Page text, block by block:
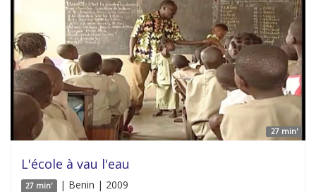
27 min'
L'école à vau l'eau
27 min' | Benin | 2009